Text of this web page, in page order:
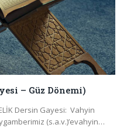
– Güz Dönemi)
Dersin Gayesi: Vahyin
(s.a.v.)’evahyin…